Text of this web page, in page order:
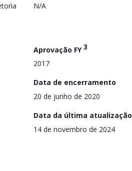
N/A
Aprovação FY3
2017
Data de encerramento
20 de junho de 2020
Data da última atualização
14 de novembro de 2024